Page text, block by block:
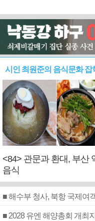
시인 최원준의 음식문화 잡
<84> 관문과 환대, 부산
음식
■ 해수부 청사, 북항 국제여
■ 2028 유엔 해양총회 개최